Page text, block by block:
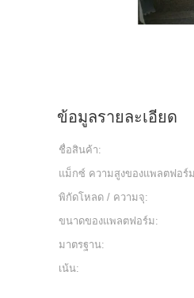
ข้อมูลรายละเอียด
ชื่อสินค้า:
แม็กซ์ ความสูงของแพลตฟอร์
พิกัดโหลด / ความจุ:
ขนาดของแพลตฟอร์ม:
มาตรฐาน:
เน้น: